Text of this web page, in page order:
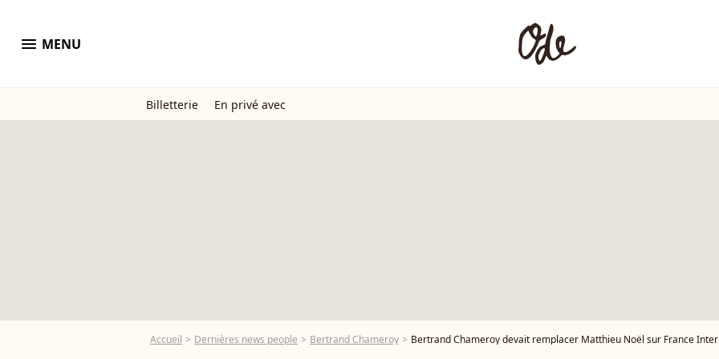
menu MENU
Billetterie En privé avec
Accueil Dernières news people Bertrand Chameroy Bertrand Chameroy devait remplacer Matthieu Noël sur France